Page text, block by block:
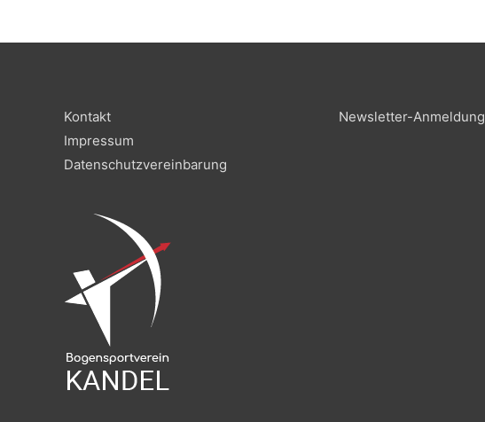
Kontakt
Impressum
Datenschutzvereinbarung
Newsletter-Anmeldung